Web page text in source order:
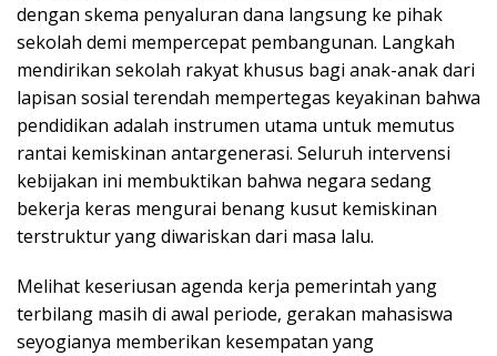
dengan skema penyaluran dana langsung ke pihak
sekolah demi mempercepat pembangunan. Langkah
mendirikan sekolah rakyat khusus bagi anak-anak dari
lapisan sosial terendah mempertegas keyakinan bahwa
pendidikan adalah instrumen utama untuk memutus
rantai kemiskinan antargenerasi. Seluruh intervensi
kebijakan ini membuktikan bahwa negara sedang
bekerja keras mengurai benang kusut kemiskinan
terstruktur yang diwariskan dari masa lalu.
Melihat keseriusan agenda kerja pemerintah yang
terbilang masih di awal periode, gerakan mahasiswa
seyogianya memberikan kesempatan yang